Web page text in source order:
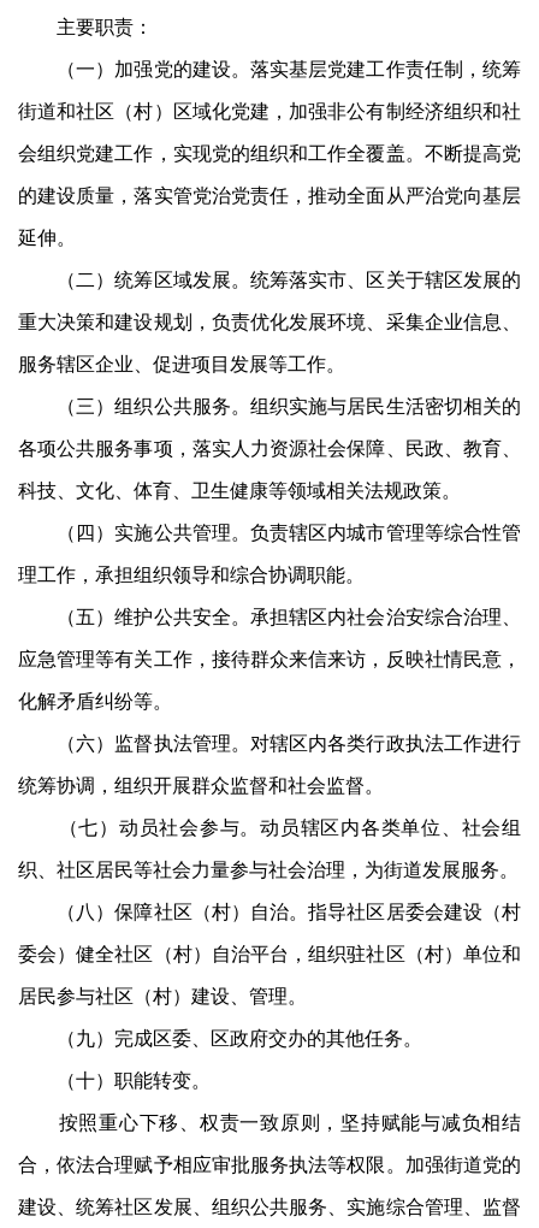
主要职责：
（一）加强党的建设。落实基层党建工作责任制，统筹
街道和社区（村）区域化党建，加强非公有制经济组织和社
会组织党建工作，实现党的组织和工作全覆盖。不断提高党
的建设质量，落实管党治党责任，推动全面从严治党向基层
延伸。
（二）统筹区域发展。统筹落实市、区关于辖区发展的
重大决策和建设规划，负责优化发展环境、采集企业信息、
服务辖区企业、促进项目发展等工作。
（三）组织公共服务。组织实施与居民生活密切相关的
各项公共服务事项，落实人力资源社会保障、民政、教育、
科技、文化、体育、卫生健康等领域相关法规政策。
（四）实施公共管理。负责辖区内城市管理等综合性管
理工作，承担组织领导和综合协调职能。
（五）维护公共安全。承担辖区内社会治安综合治理、
应急管理等有关工作，接待群众来信来访，反映社情民意，
化解矛盾纠纷等。
（六）监督执法管理。对辖区内各类行政执法工作进行
统筹协调，组织开展群众监督和社会监督。
（七）动员社会参与。动员辖区内各类单位、社会组
织、社区居民等社会力量参与社会治理，为街道发展服务。
（八）保障社区（村）自治。指导社区居委会建设（村
委会）健全社区（村）自治平台，组织驻社区（村）单位和
居民参与社区（村）建设、管理。
（九）完成区委、区政府交办的其他任务。
（十）职能转变。
按照重心下移、权责一致原则，坚持赋能与减负相结
合，依法合理赋予相应审批服务执法等权限。加强街道党的
建设、统筹社区发展、组织公共服务、实施综合管理、监督